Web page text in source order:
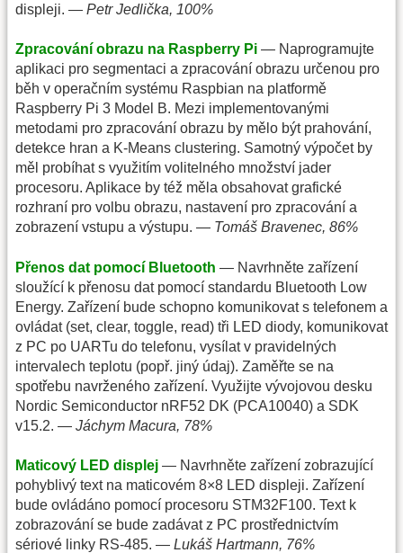
displeji. — Petr Jedlička, 100%
Zpracování obrazu na Raspberry Pi — Naprogramujte
aplikaci pro segmentaci a zpracování obrazu určenou pro
běh v operačním systému Raspbian na platformě
Raspberry Pi 3 Model B. Mezi implementovanými
metodami pro zpracování obrazu by mělo být prahování,
detekce hran a K-Means clustering. Samotný výpočet by
měl probíhat s využitím volitelného množství jader
procesoru. Aplikace by též měla obsahovat grafické
rozhraní pro volbu obrazu, nastavení pro zpracování a
zobrazení vstupu a výstupu. — Tomáš Bravenec, 86%
Přenos dat pomocí Bluetooth — Navrhněte zařízení
sloužící k přenosu dat pomocí standardu Bluetooth Low
Energy. Zařízení bude schopno komunikovat s telefonem a
ovládat (set, clear, toggle, read) tři LED diody, komunikovat
z PC po UARTu do telefonu, vysílat v pravidelných
intervalech teplotu (popř. jiný údaj). Zaměřte se na
spotřebu navrženého zařízení. Využijte vývojovou desku
Nordic Semiconductor nRF52 DK (PCA10040) a SDK
v15.2. — Jáchym Macura, 78%
Maticový LED displej — Navrhněte zařízení zobrazující
pohyblivý text na maticovém 8×8 LED displeji. Zařízení
bude ovládáno pomocí procesoru STM32F100. Text k
zobrazování se bude zadávat z PC prostřednictvím
sériové linky RS-485. — Lukáš Hartmann, 76%